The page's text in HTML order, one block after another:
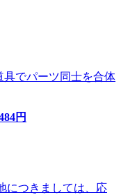
具でパーツ同士を合体
円
につきましては、応